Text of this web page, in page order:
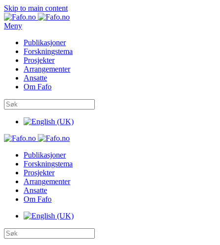
Skip to main content
Meny
Publikasjoner
Forskningstema
Prosjekter
Arrangementer
Ansatte
Om Fafo
Publikasjoner
Forskningstema
Prosjekter
Arrangementer
Ansatte
Om Fafo